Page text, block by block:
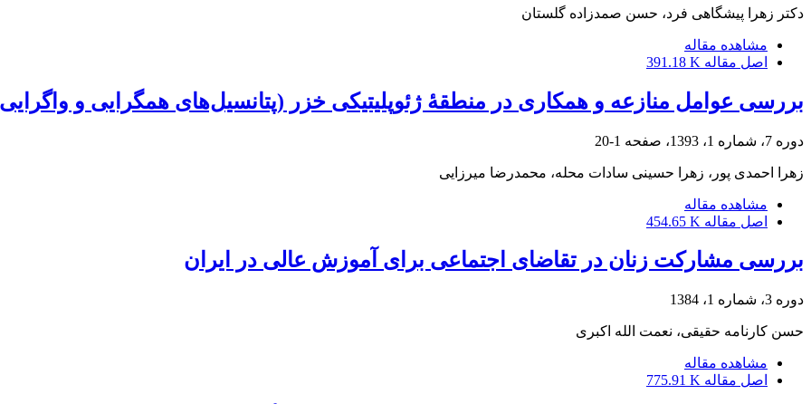
دکتر زهرا پیشگاهی فرد، حسن صمدزاده گلستان
مشاهده مقاله
اصل مقاله 391.18 K
بررسی عوامل منازعه و همکاری در منطقۀ ژئوپلیتیکی خزر (پتانسیل‌های همگرایی و
دوره 7، شماره 1، 1393، صفحه 1-20
زهرا احمدی پور، زهرا حسینی سادات محله، محمدرضا میرزایی
مشاهده مقاله
اصل مقاله 454.65 K
بررسی مشارکت زنان در تقاضای اجتماعی برای آموزش عالی در ایران
دوره 3، شماره 1، 1384
حسن کارنامه حقیقی، نعمت الله اکبری
مشاهده مقاله
اصل مقاله 775.91 K